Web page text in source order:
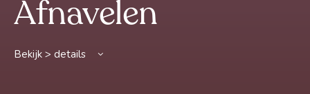
Afnavelen
Bekijk > details